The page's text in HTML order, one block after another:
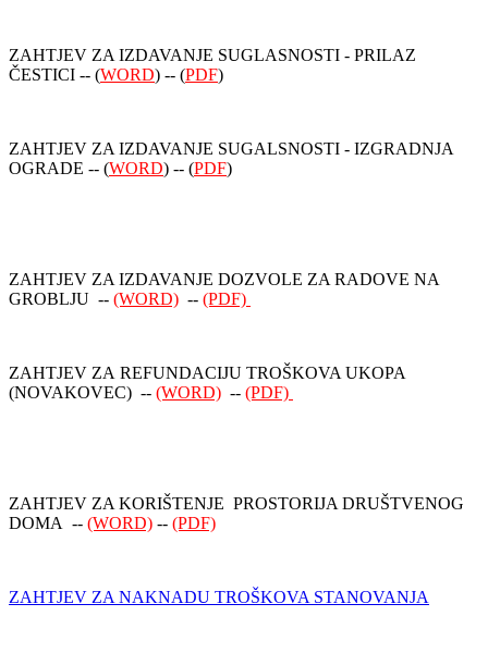
ZAHTJEV ZA IZDAVANJE SUGLASNOSTI - PRILAZ
ČESTICI -- (WORD) -- (PDF)
ZAHTJEV ZA IZDAVANJE SUGALSNOSTI - IZGRADNJA
OGRADE -- (WORD) -- (PDF)
ZAHTJEV ZA IZDAVANJE DOZVOLE ZA RADOVE NA
GROBLJU -- (WORD) -- (PDF)
ZAHTJEV ZA REFUNDACIJU TROŠKOVA UKOPA
(NOVAKOVEC) -- (WORD) -- (PDF)
ZAHTJEV ZA KORIŠTENJE PROSTORIJA DRUŠTVENOG
DOMA -- (WORD) -- (PDF)
ZAHTJEV ZA NAKNADU TROŠKOVA STANOVANJA